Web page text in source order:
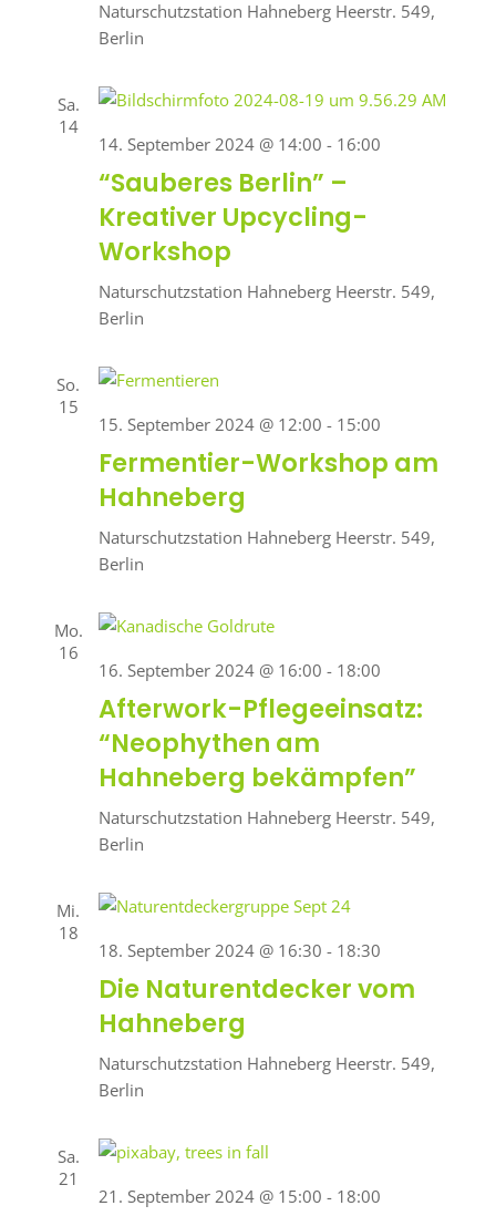
Naturschutzstation Hahneberg Heerstr. 549,
Berlin
Sa.
14
14. September 2024 @ 14:00 - 16:00
“Sauberes Berlin” –
Kreativer Upcycling-
Workshop
Naturschutzstation Hahneberg Heerstr. 549,
Berlin
So.
15
15. September 2024 @ 12:00 - 15:00
Fermentier-Workshop am
Hahneberg
Naturschutzstation Hahneberg Heerstr. 549,
Berlin
Mo.
16
16. September 2024 @ 16:00 - 18:00
Afterwork-Pflegeeinsatz:
“Neophythen am
Hahneberg bekämpfen”
Naturschutzstation Hahneberg Heerstr. 549,
Berlin
Mi.
18
18. September 2024 @ 16:30 - 18:30
Die Naturentdecker vom
Hahneberg
Naturschutzstation Hahneberg Heerstr. 549,
Berlin
Sa.
21
21. September 2024 @ 15:00 - 18:00